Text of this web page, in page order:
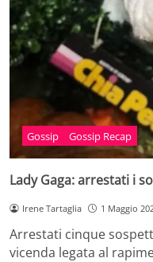
Gossip Gossip Recap
Lady Gaga: arrestati i
Irene Tartaglia 1 Maggio
Arrestati cinque
vicenda legata al